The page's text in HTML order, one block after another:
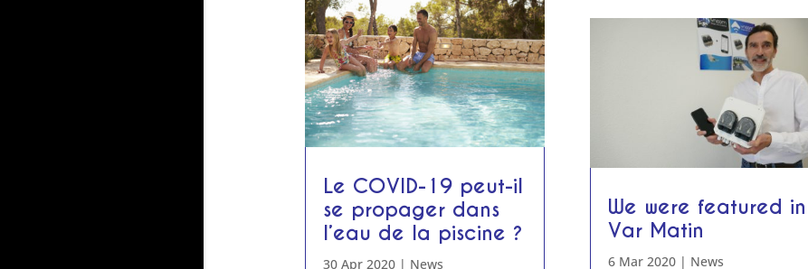
Le COVID-19 peut-il
se propager dans
l’eau de la piscine ?
30 Apr 2020| News
We were featured in
Var Matin
6 Mar 2020| News